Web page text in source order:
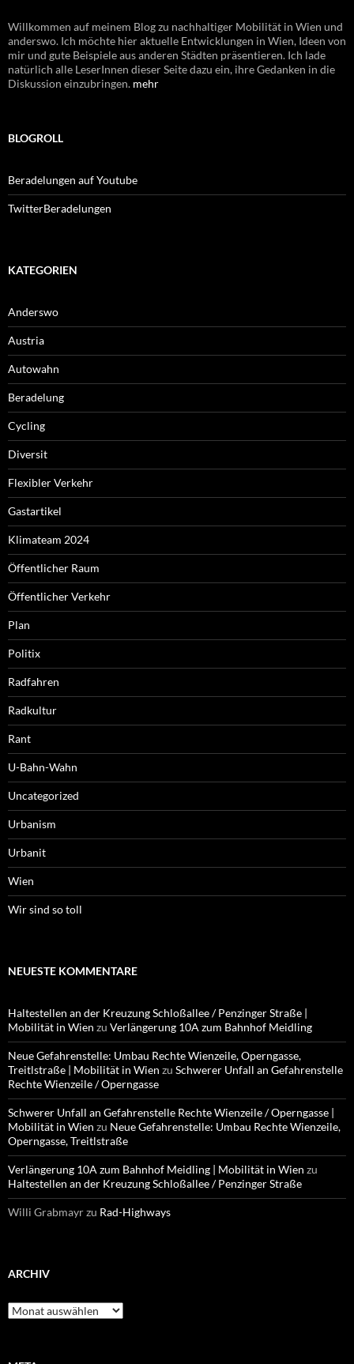
Willkommen auf meinem Blog zu nachhaltiger Mobilität in Wien und
anderswo. Ich möchte hier aktuelle Entwicklungen in Wien, Ideen von
mir und gute Beispiele aus anderen Städten präsentieren. Ich lade
natürlich alle LeserInnen dieser Seite dazu ein, ihre Gedanken in die
Diskussion einzubringen. mehr
BLOGROLL
Beradelungen auf Youtube
TwitterBeradelungen
KATEGORIEN
Anderswo
Austria
Autowahn
Beradelung
Cycling
Diversit
Flexibler Verkehr
Gastartikel
Klimateam 2024
Öffentlicher Raum
Öffentlicher Verkehr
Plan
Politix
Radfahren
Radkultur
Rant
U-Bahn-Wahn
Uncategorized
Urbanism
Urbanit
Wien
Wir sind so toll
NEUESTE KOMMENTARE
Haltestellen an der Kreuzung Schloßallee / Penzinger Straße |
Mobilität in Wien zu Verlängerung 10A zum Bahnhof Meidling
Neue Gefahrenstelle: Umbau Rechte Wienzeile, Operngasse,
Treitlstraße | Mobilität in Wien zu Schwerer Unfall an Gefahrenstelle
Rechte Wienzeile / Operngasse
Schwerer Unfall an Gefahrenstelle Rechte Wienzeile / Operngasse |
Mobilität in Wien zu Neue Gefahrenstelle: Umbau Rechte Wienzeile,
Operngasse, Treitlstraße
Verlängerung 10A zum Bahnhof Meidling | Mobilität in Wien zu
Haltestellen an der Kreuzung Schloßallee / Penzinger Straße
Willi Grabmayrzu Rad-Highways
ARCHIV
Archiv